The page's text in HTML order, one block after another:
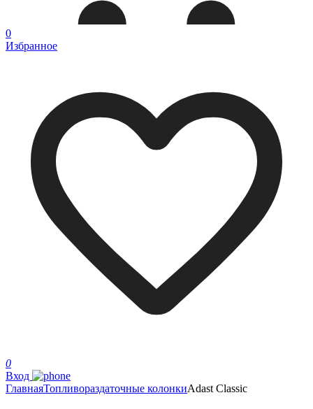
0
Избранное
0
Вход
ГлавнаяТопливораздаточные колонкиAdast Classic